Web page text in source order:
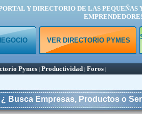
Y DIRECTORIO DE LAS
VER DIRECTORIO PYMES
Pymes | Productividad | Foros |
¿ Busca Empresas, Productos o